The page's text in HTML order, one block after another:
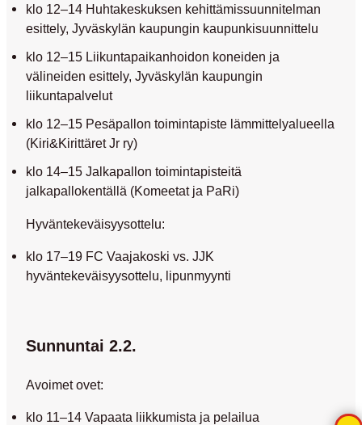
klo 12–14 Huhtakeskuksen kehittämissuunnitelman
esittely, Jyväskylän kaupungin kaupunkisuunnittelu
klo 12–15 Liikuntapaikanhoidon koneiden ja
välineiden esittely, Jyväskylän kaupungin
liikuntapalvelut
klo 12–15 Pesäpallon toimintapiste lämmittelyalueella
(Kiri&Kirittäret Jr ry)
klo 14–15 Jalkapallon toimintapisteitä
jalkapallokentällä (Komeetat ja PaRi)
Hyväntekeväisyysottelu:
klo 17–19 FC Vaajakoski vs. JJK
hyväntekeväisyysottelu, lipunmyynti
Sunnuntai 2.2.
Avoimet ovet:
klo 11–14 Vapaata liikkumista ja pelailua